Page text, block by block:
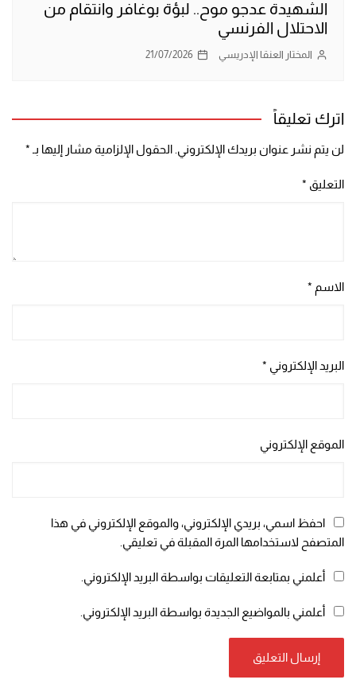
الشهيدة عدجو موح.. لبؤة بوغافر وانتقام من
الاحتلال الفرنسي
المختار العنقا الإدريسي 21/07/2026
اترك تعليقاً
لن يتم نشر عنوان بريدك الإلكتروني. الحقول الإلزامية مشار إليها بـ *
التعليق *
الاسم *
البريد الإلكتروني *
الموقع الإلكتروني
احفظ اسمي، بريدي الإلكتروني، والموقع الإلكتروني في هذا
المتصفح لاستخدامها المرة المقبلة في تعليقي.
أعلمني بمتابعة التعليقات بواسطة البريد الإلكتروني.
أعلمني بالمواضيع الجديدة بواسطة البريد الإلكتروني.